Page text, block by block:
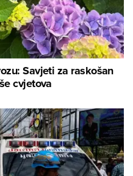
Savjeti za raskošan
cvjetova